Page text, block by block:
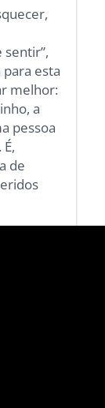
esta
melhor:
a
pessoa
de